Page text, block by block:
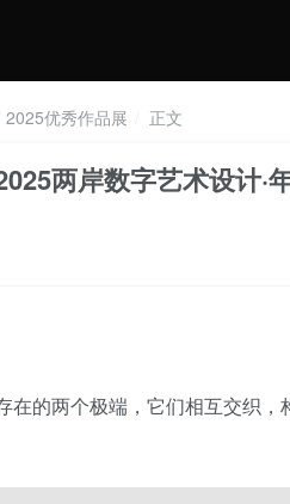
2025优秀作品展 正文
两岸数字艺术设计·
在的两个极端，它们相互交织